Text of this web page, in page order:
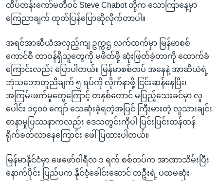
ထိပ်တန်းကော်မတီဝင် Steve Chabot တို့က သောကြာနေ့မှာ
ကြေညာချက် ထုတ်ပြန်ပြောဆိုလိုက်တာပါ။
အရင်အာဆီယံအလှည့်ကျ ဥက္ကဌ လက်ထက်မှာ မြန်မာစစ်
ကောင်စီ တာဝန်ရှိသူတွေကို မဖိတ်ဖို့ ဆုံးဖြတ်ခဲ့တာကို ထောက်ခံ
ကြောင်းလည်း ပြောပါတယ်။ မြန်မာစစ်တပ် အနေနဲ့ အာဆီယံရဲ့
ဘုံသဘောတူညီချက် ၅ ရပ်ကို လိုက်နာဖို့ ငြင်းဆန်နေပြီး၊
အကြမ်းဖက်မှုတွေကြောင့် တနှစ်တောင် မပြည့်သေးခင်မှာ လူ
ပေါင်း ၁၄၀၀ ကျော် သေဆုံးခဲ့ရတဲ့အပြင် ကြီးမားတဲ့ လူသားချင်း
စာနာမှုပြဿနာကလည်း ဒေသတွင်းကိုပါ ပြင်းပြင်းထန်ထန်
ရိုက်ခတ်လာနေကြောင်း ဖေါ်ပြထားပါတယ်။
မြန်မာနိုင်ငံမှာ ဖေဖော်ဝါရီလ ၁ ရက် စစ်တပ်က အာဏာသိမ်းပြီး
နောက်ပိုင်း ပြည်ပက နိုင်ငံ့ခေါင်းဆောင် တဦးရဲ့ ပထမဆုံး